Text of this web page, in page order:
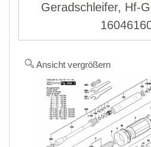
Geradschleifer, Hf-
Ansicht vergrößern